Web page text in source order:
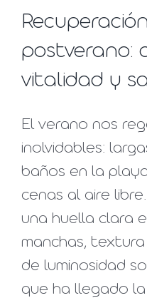
postverano:
vitalidad y
El verano nos
inolvidables:
baños en la
cenas al aire
una huella clara
manchas,
de luminosidad
que ha llegado